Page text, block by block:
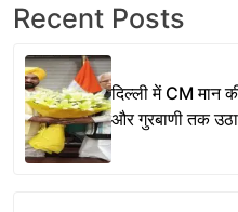
Recent Posts
दिल्ली में CM मान
और गुरबाणी तक